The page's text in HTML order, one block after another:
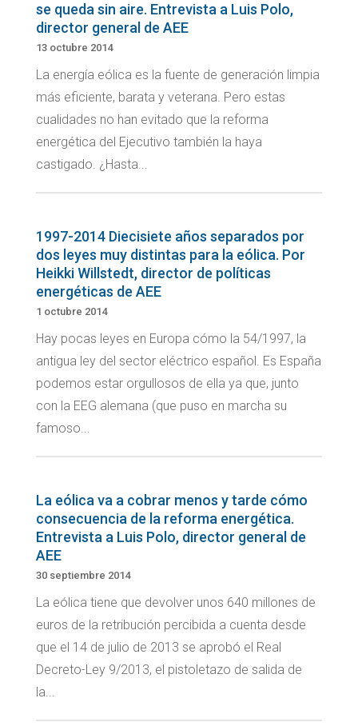
se queda sin aire. Entrevista a Luis Polo,
director general de AEE
13 octubre 2014
La energía eólica es la fuente de generación limpia
más eficiente, barata y veterana. Pero estas
cualidades no han evitado que la reforma
energética del Ejecutivo también la haya
castigado. ¿Hasta...
1997-2014 Diecisiete años separados por
dos leyes muy distintas para la eólica. Por
Heikki Willstedt, director de políticas
energéticas de AEE
1 octubre 2014
Hay pocas leyes en Europa cómo la 54/1997, la
antigua ley del sector eléctrico español. Es España
podemos estar orgullosos de ella ya que, junto
con la EEG alemana (que puso en marcha su
famoso...
La eólica va a cobrar menos y tarde cómo
consecuencia de la reforma energética.
Entrevista a Luis Polo, director general de
AEE
30 septiembre 2014
La eólica tiene que devolver unos 640 millones de
euros de la retribución percibida a cuenta desde
que el 14 de julio de 2013 se aprobó el Real
Decreto-Ley 9/2013, el pistoletazo de salida de
la...